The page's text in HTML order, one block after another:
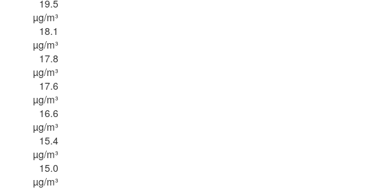
19.5
µg/m³
18.1
µg/m³
17.8
µg/m³
17.6
µg/m³
16.6
µg/m³
15.4
µg/m³
15.0
µg/m³